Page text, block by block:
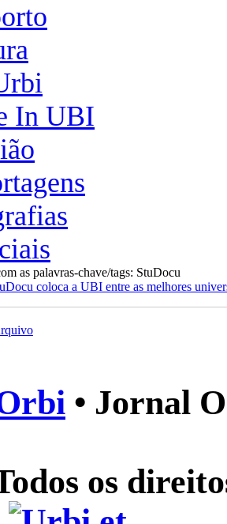
In UBI
as palavras-chave/tags: StuDocu
coloca a UBI entre as melhores
• Jornal
os